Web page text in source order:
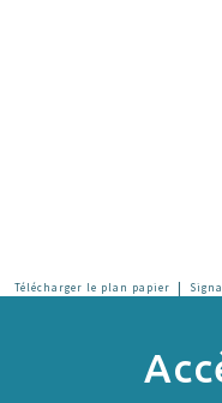
Télécharger le plan papier |